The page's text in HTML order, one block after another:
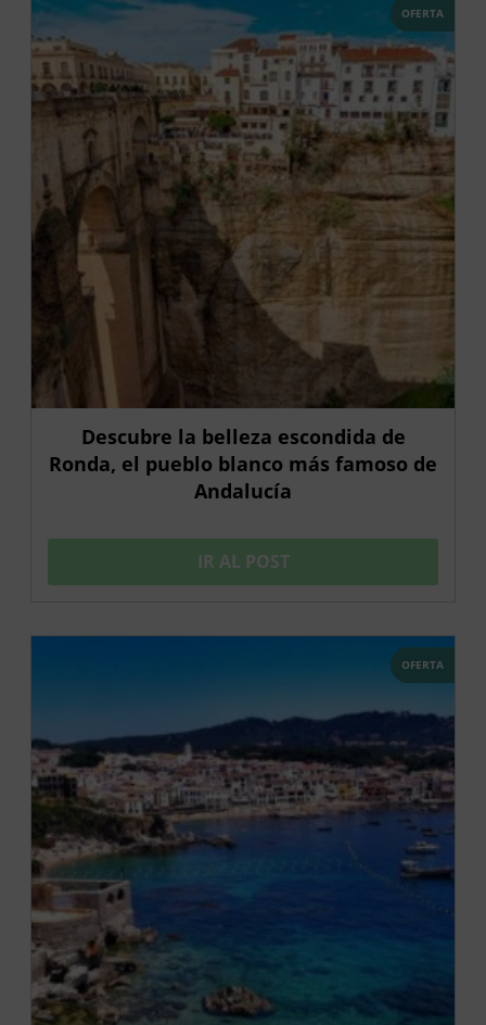
OFERTA
Descubre la belleza escondida de
Ronda, el pueblo blanco más famoso de
Andalucía
IR AL POST
OFERTA